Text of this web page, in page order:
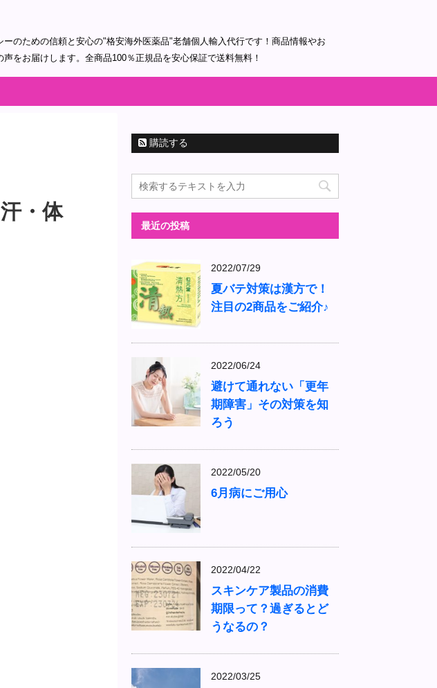
のための信頼と安心の"格安海外医薬品"老舗個人輸入代行です！商品情報やお
をお届けします。全商品100％正規品を安心保証で送料無料！
・体
購読する
最近の投稿
2022/07/29
夏バテ対策は漢方で！
注目の2商品をご紹介♪
2022/06/24
避けて通れない「更年
期障害」その対策を知
ろう
2022/05/20
6月病にご用心
2022/04/22
スキンケア製品の消費
期限って？過ぎるとど
うなるの？
2022/03/25